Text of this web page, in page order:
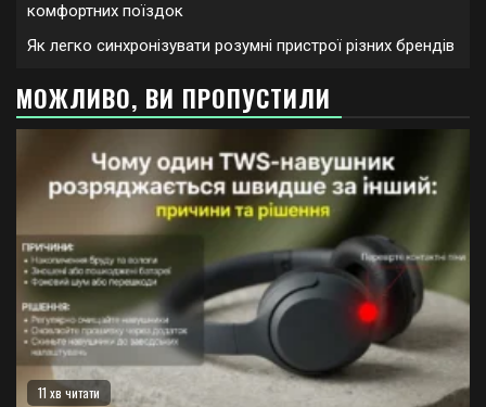
комфортних поїздок
Як легко синхронізувати розумні пристрої різних брендів
МОЖЛИВО, ВИ ПРОПУСТИЛИ
11 хв читати